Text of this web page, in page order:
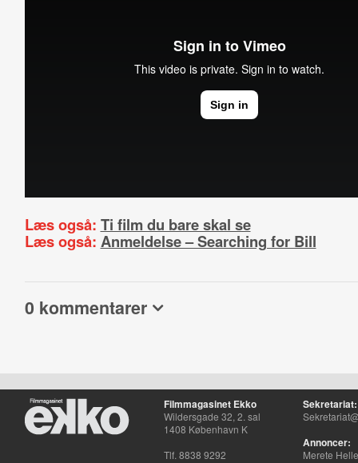
Læs også: Ti film du bare skal se
Læs også: Anmeldelse – Searching for Bill
0 kommentarer
Filmmagasinet Ekko
Wildersgade 32, 2. sal
1408 København K
Tlf. 8838 9292
Sekretariat:
Annoncer:
Merete